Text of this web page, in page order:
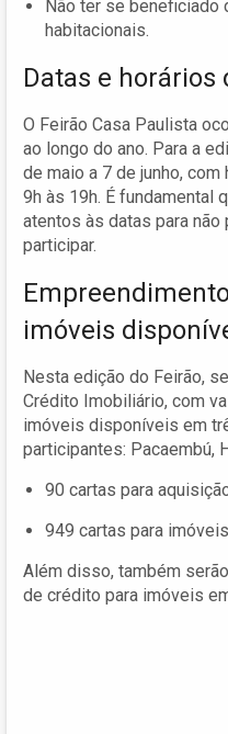
Não ter se beneficiado
habitacionais.
Datas e horários
O Feirão Casa Paulista
ao longo do ano. Para a
de maio a 7 de junho,
9h às 19h. É fundamental
atentos às datas para
participar.
imóveis
Nesta edição do Feirão,
Crédito Imobiliário, com
imóveis disponíveis em
participantes: Pacaembú,
90 cartas para
949 cartas para
Além disso, também
de crédito para imóveis